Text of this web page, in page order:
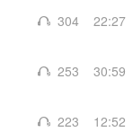
304 22:27
253 30:59
223 12:52